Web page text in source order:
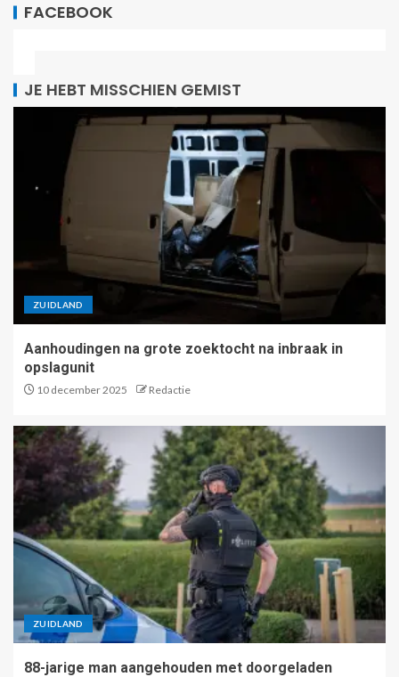
FACEBOOK
JE HEBT MISSCHIEN GEMIST
ZUIDLAND
Aanhoudingen na grote zoektocht na inbraak in
opslagunit
10 december 2025 Redactie
ZUIDLAND
88-jarige man aangehouden met doorgeladen